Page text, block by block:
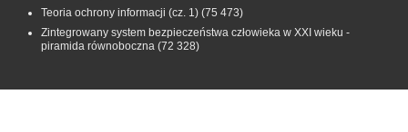
Teoria ochrony informacji (cz. 1) (75 473)
Zintegrowany system bezpieczeństwa człowieka w XXI wieku -
piramida równoboczna (72 328)